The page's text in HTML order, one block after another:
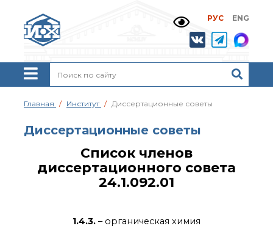
РУС ENG
Жизнь и выдающиеся
моменты научной
деятельности
Н. Д. Зелинского
История ИОХ РАН
Администрация
Научные школы
Ученый совет ИОХ
Совет молодых ученых
Главная Институт Диссертационные советы
Диссертационные советы
Список членов
диссертационного совета
24.1.092.01
1.4.3. – органическая химия